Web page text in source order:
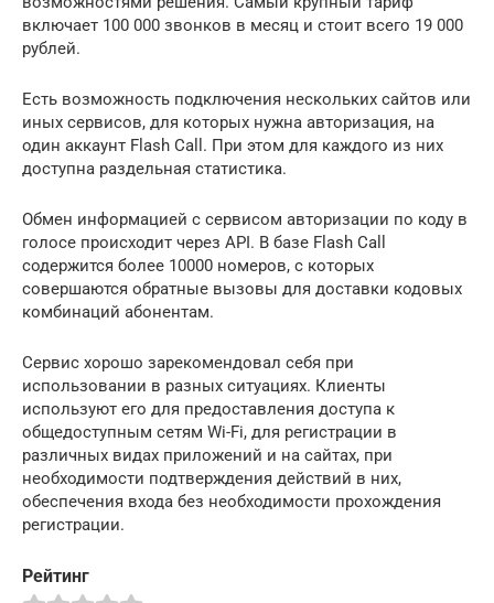
включает 100 000 звонков в месяц и стоит всего 19 000
рублей.
Есть возможность подключения нескольких сайтов или
иных сервисов, для которых нужна авторизация, на
один аккаунт Flash Call. При этом для каждого из них
доступна раздельная статистика.
Обмен информацией с сервисом авторизации по коду в
голосе происходит через API. В базе Flash Call
содержится более 10000 номеров, с которых
совершаются обратные вызовы для доставки кодовых
комбинаций абонентам.
Сервис хорошо зарекомендовал себя при
использовании в разных ситуациях. Клиенты
используют его для предоставления доступа к
общедоступным сетям Wi-Fi, для регистрации в
различных видах приложений и на сайтах, при
необходимости подтверждения действий в них,
обеспечения входа без необходимости прохождения
регистрации.
Рейтинг